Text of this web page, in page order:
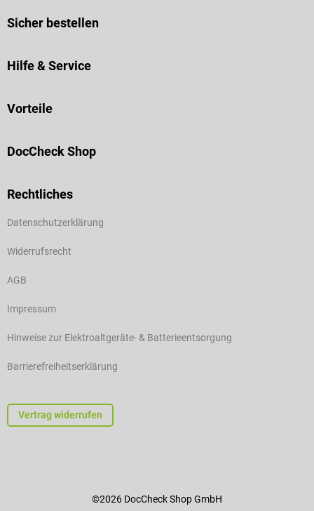
Sicher bestellen
Hilfe & Service
Vorteile
DocCheck Shop
Rechtliches
Datenschutzerklärung
Widerrufsrecht
AGB
Impressum
Hinweise zur Elektroaltgeräte- & Batterieentsorgung
Barrierefreiheitserklärung
Vertrag widerrufen
©2026 DocCheck Shop GmbH